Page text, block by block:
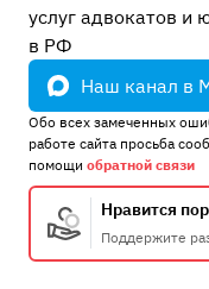
услуг адвокатов и
в РФ
Наш канал в
Обо всех замеченных
работе сайта просьба
помощи обратной связи
Нравится
Поддержите